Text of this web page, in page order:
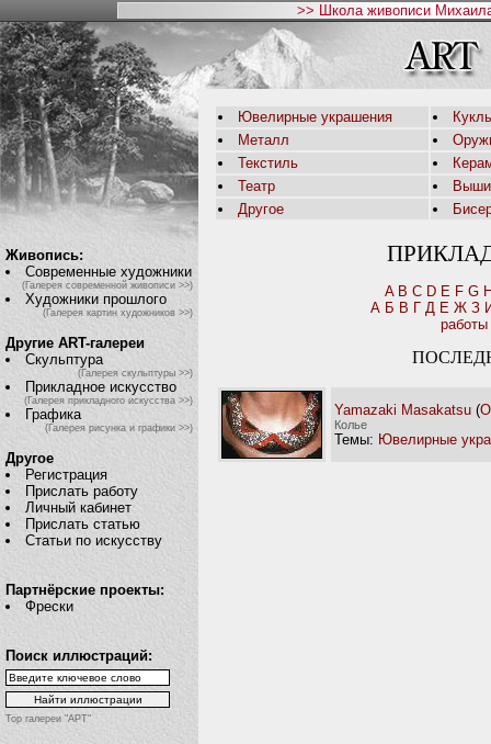
>> Школа живописи
Живопись:
Современные художники
(Галерея современной живописи >>)
Художники прошлого
(Галерея картин художников >>)
Другие ART-галереи
Скульптура
(Галерея скульптуры >>)
Прикладное искусство
(Галерея прикладного искусства >>)
Графика
(Галерея рисунка и графики >>)
Другое
Регистрация
Прислать работу
Личный кабинет
Прислать статью
Статьи по искусству
Партнёрские проекты:
Фрески
Поиск иллюстраций:
Top галереи "АРТ"
Ювелирные украшения
Металл
Текстиль
Театр
Другое
A B C D E F G
А Б В Г Д Е Ж З
работы
Yamazaki Masakatsu (
Колье
Темы: Ювелирные